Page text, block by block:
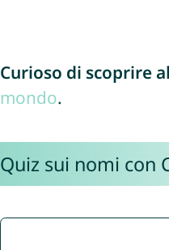
Curioso di scoprire
mondo.
Quiz sui nomi con